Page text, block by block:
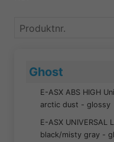
Produktnr.
Ghost
E-ASX ABS HIGH
arctic dust - glossy
E-ASX UNIVERSAL
black/misty gray -